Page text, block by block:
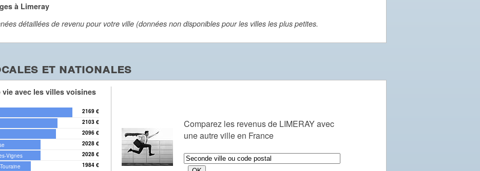
à Limeray
détaillées de revenu pour votre ville (données non disponibles pour les villes les plus petites.
et nationales
avec les villes voisines
2169 €
2103 €
2096 €
2028 €
Vignes 2028 €
1984 €
Comparez les revenus de LIMERAY avec
une autre ville en France